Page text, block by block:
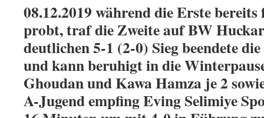
08.12.2019 während die Erste
probt, traf die Zweite auf BW
deutlichen 5-1 (2-0) Sieg beendete
und kann beruhigt in die
Ghoudan und Kawa Hamza je 2
A-Jugend empfing Eving Selimiye